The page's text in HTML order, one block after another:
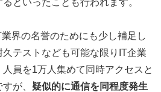
界の名誉のためにも少し補足し
テストなども可能な限りIT企業
員を1万人集めて同時アクセスと
が、 疑似的に通信を同程度発生